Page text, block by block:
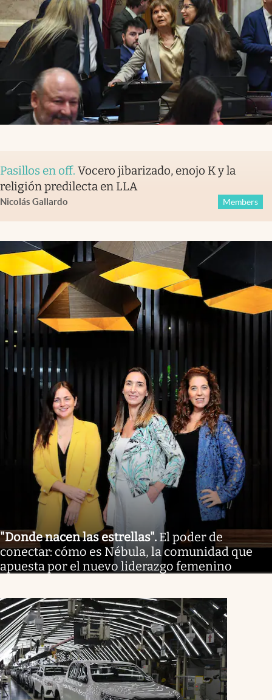
Pasillos en off. Vocero jibarizado, enojo K y la
religión predilecta en LLA
Nicolás Gallardo Members
"Donde nacen las estrellas". El poder de
conectar: cómo es Nébula, la comunidad que
apuesta por el nuevo liderazgo femenino